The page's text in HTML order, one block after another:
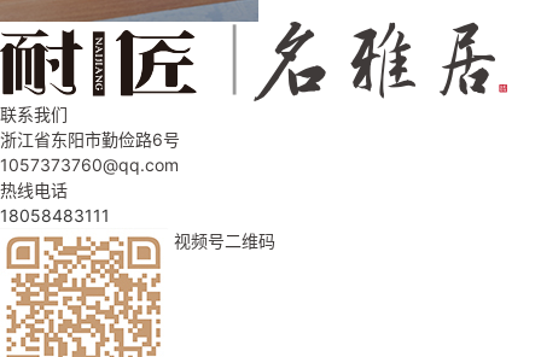
联系我们
浙江省东阳市勤俭路6号
1057373760@qq.com
热线电话
18058483111
视频号二维码